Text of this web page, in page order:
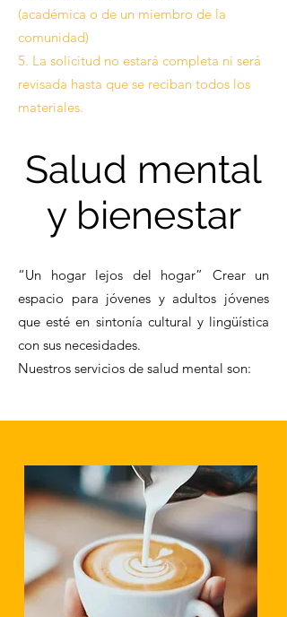
(académica o de un miembro de la
comunidad)
5. La solicitud no estará completa ni será
revisada hasta que se reciban todos los
materiales.
Salud mental
y bienestar
“Un hogar lejos del hogar” Crear un
espacio para jóvenes y adultos jóvenes
que esté en sintonía cultural y lingüística
con sus necesidades.
Nuestros servicios de salud mental son: